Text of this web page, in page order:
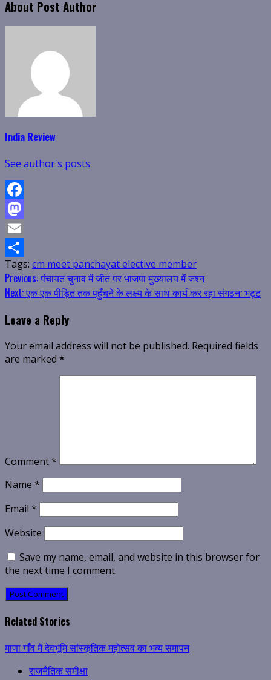
About Post Author
India Review
See author's posts
Facebook
Mastodon
Email
Share
Tags: cm meet panchayat elective member
Continue
Reading
Previous:पंचायत चुनाव में जीत पर भाजपा मुख्यालय में जश्न
Next:एक एक पीड़ित तक पहुँचने के लक्ष्य के साथ कार्य कर रहा संगठन: भट्ट
Leave a Reply
Your email address will not be published. Required fields
are marked *
Comment*
Name *
Email *
Website
Save my name, email, and website in this browser for
the next time I comment.
Related Stories
माणा गाँव में देवभूमि सांस्कृतिक महोत्सव का भव्य समापन
राजनैतिक समीक्षा